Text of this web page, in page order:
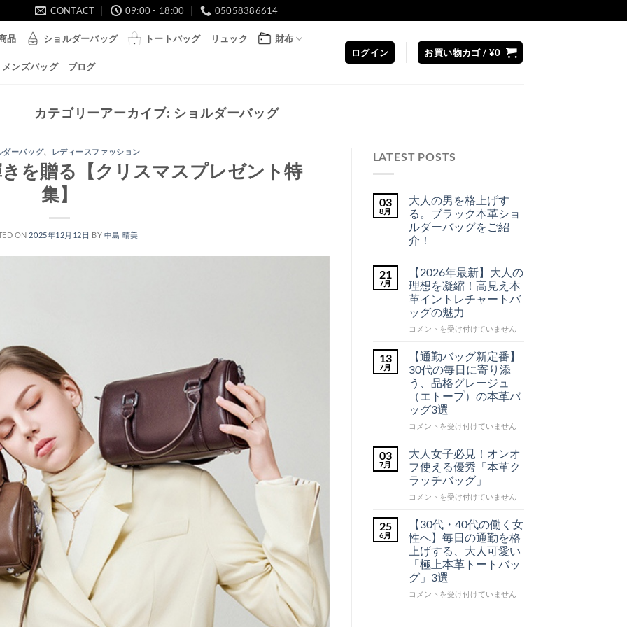
CONTACT 09:00 - 18:00 05058386614
品 ショルダーバッグ トートバッグ リュック 財布
メンズバッグ ブログ
ログイン お買い物カゴ / ¥0
カテゴリーアーカイブ: ショルダーバッグ
ダーバッグ、 レディースファッション
を贈る【クリスマスプレゼント特
集】
ON 2025年12月12日 BY 中島 晴美
LATEST POSTS
03
8月
大人の男を格上げす
る。ブラック本革ショ
ルダーバッグをご紹
介！
男
を
格
げ
す
る。
ク
本
革
ョ
ル
ダ
ッ
グ
を
ご
介！
ト
は
ま
だ
あ
り
21
7月
【2026年最新】大人の
理想を凝縮！高見え本
革イントレチャートバ
ッグの魅力
【2026
新】
大
人
理
想
凝
縮！
高
見
え
ン
ト
レ
チ
コメントを受け付けていません
13
7月
【通勤バッグ新定番】
30代の毎日に寄り添
う、品格グレージュ
（エトープ）の本革バ
ッグ3選
【通
バ
ッ
グ
新
定
30
代
の
毎
日
に
寄
コメントを受け付けていません
03
7月
大人女子必見！オンオ
フ使える優秀「本革ク
ラッチバッグ」
大
子
必
見！
オ
ン
オ
コメントを受け付けていません
25
6月
【30代・40代の働く女
性へ】毎日の通勤を格
上げする、大人可愛い
「極上本革トートバッ
グ」3選
【30
コメントを受け付けていません